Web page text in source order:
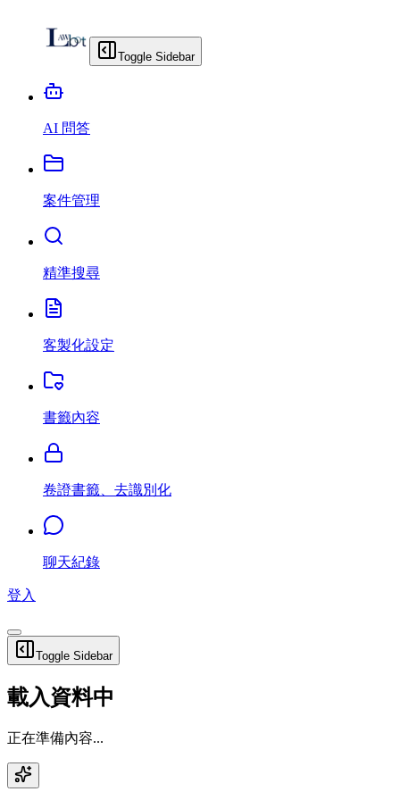
Toggle Sidebar
AI 問答
案件管理
精準搜尋
客製化設定
書籤內容
卷證書籤、去識別化
聊天紀錄
登入
Toggle Sidebar
載入資料中
正在準備內容...